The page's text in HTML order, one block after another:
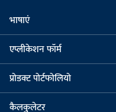
भाषाएं
एप्लीकेशन फॉर्म
प्रोडक्ट पोर्टफोलियो
कैलकुलेटर